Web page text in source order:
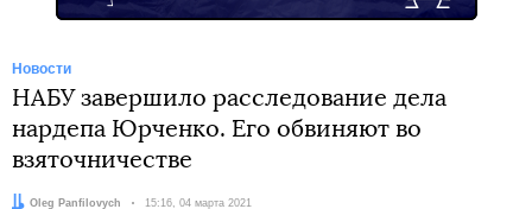
Новости
НАБУ завершило расследование дела
нардепа Юрченко. Его обвиняют во
взяточничестве
Автор:
Oleg Panfilovych Дата:
15:16, 04 марта 2021